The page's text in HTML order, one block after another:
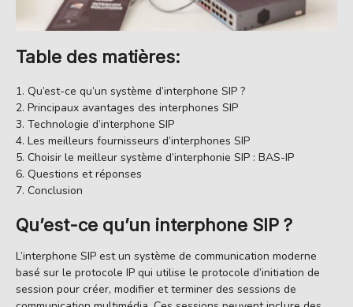
Table des matières:
Qu’est-ce qu’un système d’interphone SIP ?
Principaux avantages des interphones SIP
Technologie d’interphone SIP
Les meilleurs fournisseurs d’interphones SIP
Choisir le meilleur système d’interphonie SIP : BAS-IP
Questions et réponses
Conclusion
Qu’est-ce qu’un interphone SIP ?
L’interphone SIP est un système de communication moderne
basé sur le protocole IP qui utilise le protocole d’initiation de
session pour créer, modifier et terminer des sessions de